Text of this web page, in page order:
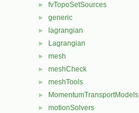
► fvTopoSetSources
► generic
► lagrangian
► Lagrangian
► mesh
► meshCheck
► meshTools
► MomentumTransportModels
► motionSolvers